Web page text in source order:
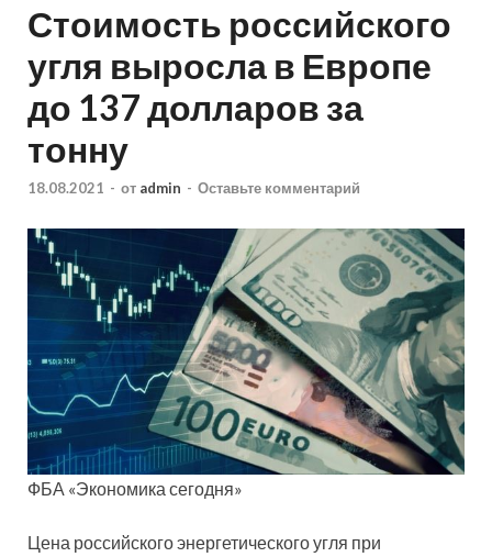
Стоимость российского
угля выросла в Европе
до 137 долларов за
тонну
18.08.2021 - от admin - Оставьте комментарий
ФБА «Экономика сегодня»
Цена российского энергетического угля при